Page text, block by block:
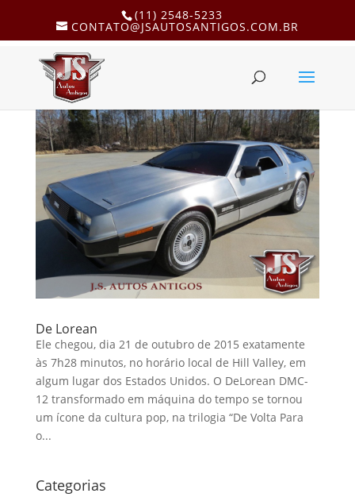
(11) 2548-5233
CONTATO@JSAUTOSANTIGOS.COM.BR
De Lorean
Ele chegou, dia 21 de outubro de 2015 exatamente
às 7h28 minutos, no horário local de Hill Valley, em
algum lugar dos Estados Unidos. O DeLorean DMC-
12 transformado em máquina do tempo se tornou
um ícone da cultura pop, na trilogia “De Volta Para
o...
Categorias